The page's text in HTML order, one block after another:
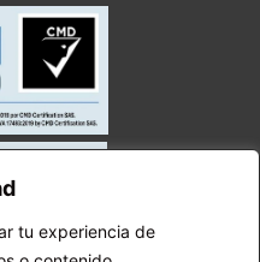
tu experiencia de